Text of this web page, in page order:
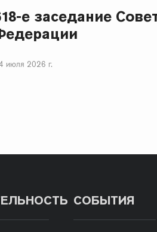
е заседание
июля 2026 г.
СОБЫТИЯ